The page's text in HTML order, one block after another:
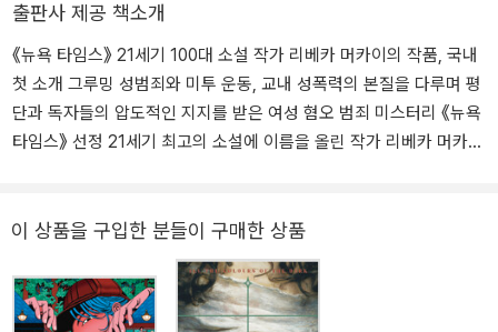
출판사 제공 책소개
《뉴욕 타임스》 21세기 100대 소설 작가 리베카 머카이의 작품, 국내
첫 소개 그루밍 성범죄와 미투 운동, 교내 성폭력의 본질을 다루며 평
단과 독자들의 압도적인 지지를 받은 여성 혐오 범죄 미스터리 《뉴욕
타임스》 선정 21세기 최고의 소설에 이름을 올린 작가 리베카 머카이
진실을 추적하는 범죄 소설이다. ‘젊고 부유하고 어여쁜 소녀’의 죽음
에 열광하는 대중들의 관음적 시각을 조명하는 한편으로 그루밍 성범
죄, 미투 운동, 교내 성폭력, 성차별적 시각 등이 10대의 삶에 작용하
고, 그것이 이후 삶에 어떤 영향을 미치는지 정확하게 묘사하며 ‘세련
이 상품을 구입한 분들이 구매한 상품